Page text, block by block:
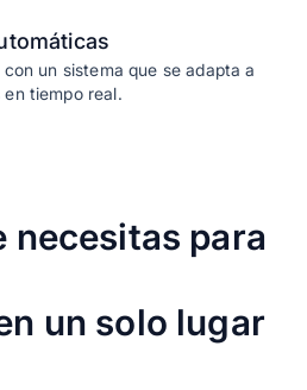
un sistema que se adapta a
tiempo real.
necesitas para
un solo lugar